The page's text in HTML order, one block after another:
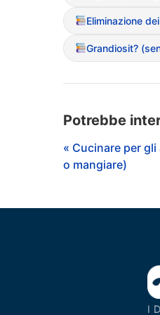
Potrebbe
« Cucinare per
o mangiare)
I